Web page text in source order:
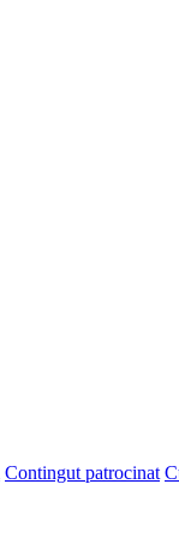
Contingut patrocinat